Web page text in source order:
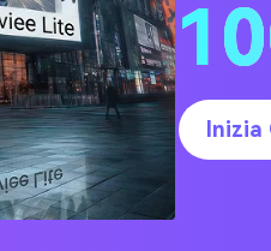
sicuro i tuoi file. Tutti i file
e compressi vengono
rimossi dai nostri
dopo poche ore.